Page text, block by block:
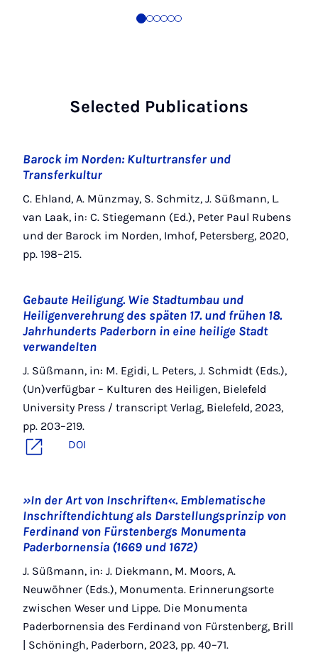
Selected Publications
Barock im Norden: Kulturtransfer und
Transferkultur
C. Ehland, A. Münzmay, S. Schmitz, J. Süßmann, L.
van Laak, in: C. Stiegemann (Ed.), Peter Paul Rubens
und der Barock im Norden, Imhof, Petersberg, 2020,
pp. 198–215.
Gebaute Heiligung. Wie Stadtumbau und
Heiligenverehrung des späten 17. und frühen 18.
Jahrhunderts Paderborn in eine heilige Stadt
verwandelten
J. Süßmann, in: M. Egidi, L. Peters, J. Schmidt (Eds.),
(Un)verfügbar – Kulturen des Heiligen, Bielefeld
University Press / transcript Verlag, Bielefeld, 2023,
pp. 203–219.
DOI
»In der Art von Inschriften«. Emblematische
Inschriftendichtung als Darstellungsprinzip von
Ferdinand von Fürstenbergs Monumenta
Paderbornensia (1669 und 1672)
J. Süßmann, in: J. Diekmann, M. Moors, A.
Neuwöhner (Eds.), Monumenta. Erinnerungsorte
zwischen Weser und Lippe. Die Monumenta
Paderbornensia des Ferdinand von Fürstenberg, Brill
| Schöningh, Paderborn, 2023, pp. 40–71.